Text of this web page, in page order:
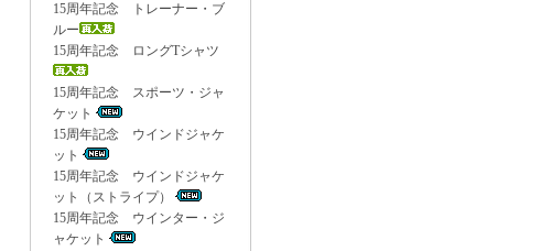
15周年記念 トレーナー・ブ
ルー
15周年記念 ロングTシャツ
15周年記念 スポーツ・ジャ
ケット
15周年記念 ウインドジャケ
ット
15周年記念 ウインドジャケ
ット（ストライプ）
15周年記念 ウインター・ジ
ャケット